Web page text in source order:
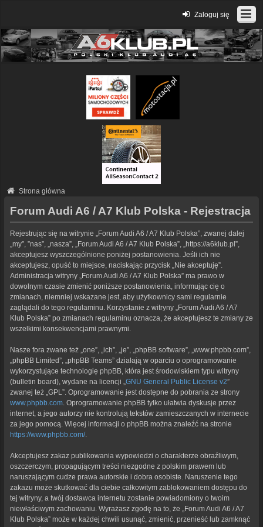
Zaloguj się
Strona główna
Forum Audi A6 / A7 Klub Polska - Rejestracja
Rejestrując się na witrynie „Forum Audi A6 / A7 Klub Polska”, zwanej dalej
„my”, ”nas”, „nasza”, „Forum Audi A6 / A7 Klub Polska”, „https://a6klub.pl”,
akceptujesz wyszczególnione poniżej postanowienia. Jeśli ich nie
akceptujesz, opuść to miejsce, naciskając przycisk „Nie akceptuję”.
Administracja witryny „Forum Audi A6 / A7 Klub Polska” ma prawo w
dowolnym czasie zmienić poniższe postanowienia, informując cię o
zmianach, niemniej wskazane jest, aby użytkownicy sami regularnie
zaglądali do tego regulaminu. Korzystanie z witryny „Forum Audi A6 / A7
Klub Polska” po zmianach regulaminu oznacza, że akceptujesz te zmiany ze
wszelkimi konsekwencjami prawnymi.
Nasze fora zwane też „one”, „ich”, „je”, „phpBB software”, „www.phpbb.com”,
„phpBB Limited”, „phpBB Teams” działają w oparciu o oprogramowanie
wykorzystujące technologię phpBB, która jest środowiskiem typu witryny
(bulletin board), wydane na licencji „ GNU General Public License v2”
zwanej też „GPL”. Oprogramowanie jest dostępne do pobrania ze strony
www.phpbb.com . Oprogramowanie phpBB tylko ułatwia dyskusje przez
internet, a jego autorzy nie kontrolują tekstów zamieszczanych w internecie
za jego pomocą. Więcej informacji o phpBB można znaleźć na stronie
https://www.phpbb.com/.
Akceptujesz zakaz publikowania wypowiedzi o charakterze obraźliwym,
oszczerczym, propagującym treści niezgodne z polskim prawem lub
naruszającym cudze prawa autorskie i dobra osobiste. Naruszenie tego
zakazu może skutkować dla ciebie całkowitym zablokowaniem dostępu do
tej witryny, a twój dostawca internetu zostanie powiadomiony o twoim
niewłaściwym zachowaniu. Wyrażasz zgodę na to, że „Forum Audi A6 / A7
Klub Polska” może w każdej chwili usunąć, zmienić, przenieść lub zamknąć